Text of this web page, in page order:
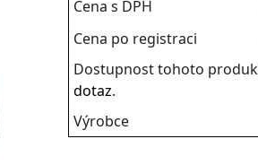
Cena s DPH
Cena po registraci
Dostupnost tohoto
dotaz.
Výrobce